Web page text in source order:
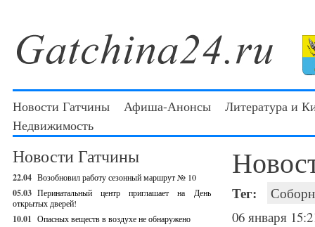
Новости Гатчины Афиша-Анонсы
Литература и
Недвижимость
Новости Гатчины
22.04 Возобновил работу сезонный маршрут № 10
05.03 Перинатальный центр приглашает на День
открытых дверей!
10.01 Опасных веществ в воздухе не обнаружено
Тег:
06 января